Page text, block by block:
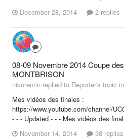
December 28, 2014
2 replies
08-09 Novembre 2014 Coupe
MONTBRISON
nikorentin replied to Reporter's topic in
Mes vidéos des finales :
https://www.youtube.com/channel/
- - - Updated - - - Mes vidéos des
November 14, 2014
38 replies